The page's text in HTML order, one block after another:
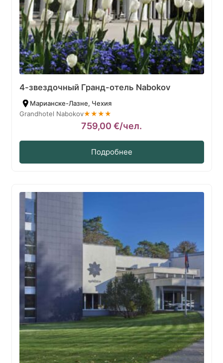
4-звездочный Гранд-отель Nabokov
Марианске-Лазне, Чехия
Grandhotel Nabokov★★★★
759,00 €/чел.
Подробнее